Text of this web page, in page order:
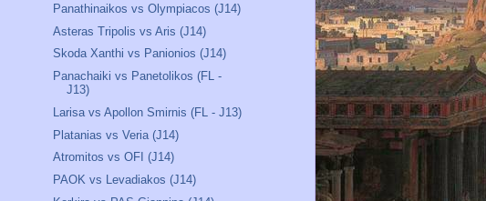
Panathinaikos vs Olympiacos (J14)
Asteras Tripolis vs Aris (J14)
Skoda Xanthi vs Panionios (J14)
Panachaiki vs Panetolikos (FL -
J13)
Larisa vs Apollon Smirnis (FL - J13)
Platanias vs Veria (J14)
Atromitos vs OFI (J14)
PAOK vs Levadiakos (J14)